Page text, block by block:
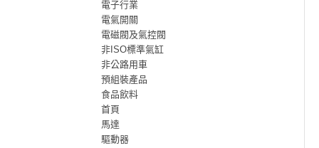
電子行業
電氣開關
電磁閥及氣控閥
非ISO標準氣缸
非公路用車
預組裝產品
食品飲料
首頁
馬達
驅動器